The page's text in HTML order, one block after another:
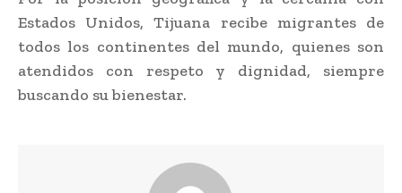
Estados Unidos, Tijuana recibe migrantes de
todos los continentes del mundo, quienes son
atendidos con respeto y dignidad, siempre
buscando su bienestar.